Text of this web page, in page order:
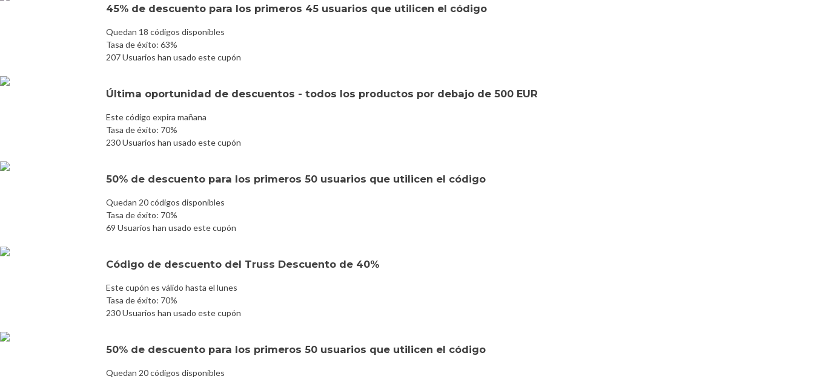
45% de descuento para los primeros 45 usuarios que utilicen el código
Quedan 18 códigos disponibles
Tasa de éxito: 63%
207 Usuarios han usado este cupón
Última oportunidad de descuentos - todos los productos por debajo de 500 EUR
Este código expira mañana
Tasa de éxito: 70%
230 Usuarios han usado este cupón
50% de descuento para los primeros 50 usuarios que utilicen el código
Quedan 20 códigos disponibles
Tasa de éxito: 70%
69 Usuarios han usado este cupón
Código de descuento del Truss Descuento de 40%
Este cupón es válido hasta el lunes
Tasa de éxito: 70%
230 Usuarios han usado este cupón
50% de descuento para los primeros 50 usuarios que utilicen el código
Quedan 20 códigos disponibles